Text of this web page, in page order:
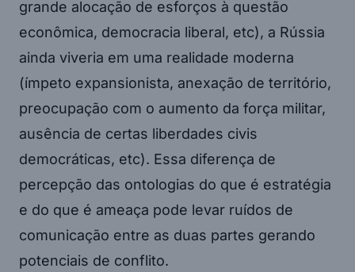
grande alocação de esforços à questão
econômica, democracia liberal, etc), a Rússia
ainda viveria em uma realidade moderna
(ímpeto expansionista, anexação de território,
preocupação com o aumento da força militar,
ausência de certas liberdades civis
democráticas, etc). Essa diferença de
percepção das ontologias do que é estratégia
e do que é ameaça pode levar ruídos de
comunicação entre as duas partes gerando
potenciais de conflito.